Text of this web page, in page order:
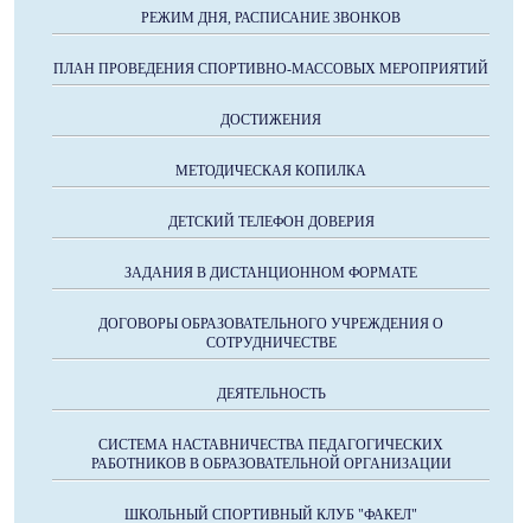
РЕЖИМ ДНЯ, РАСПИСАНИЕ ЗВОНКОВ
ПЛАН ПРОВЕДЕНИЯ СПОРТИВНО-МАССОВЫХ МЕРОПРИЯТИЙ
ДОСТИЖЕНИЯ
МЕТОДИЧЕСКАЯ КОПИЛКА
ДЕТСКИЙ ТЕЛЕФОН ДОВЕРИЯ
ЗАДАНИЯ В ДИСТАНЦИОННОМ ФОРМАТЕ
ДОГОВОРЫ ОБРАЗОВАТЕЛЬНОГО УЧРЕЖДЕНИЯ О
СОТРУДНИЧЕСТВЕ
ДЕЯТЕЛЬНОСТЬ
СИСТЕМА НАСТАВНИЧЕСТВА ПЕДАГОГИЧЕСКИХ
РАБОТНИКОВ В ОБРАЗОВАТЕЛЬНОЙ ОРГАНИЗАЦИИ
ШКОЛЬНЫЙ СПОРТИВНЫЙ КЛУБ "ФАКЕЛ"